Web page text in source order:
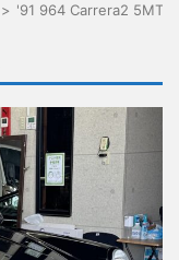
> '91 964 Carrera2 5MT